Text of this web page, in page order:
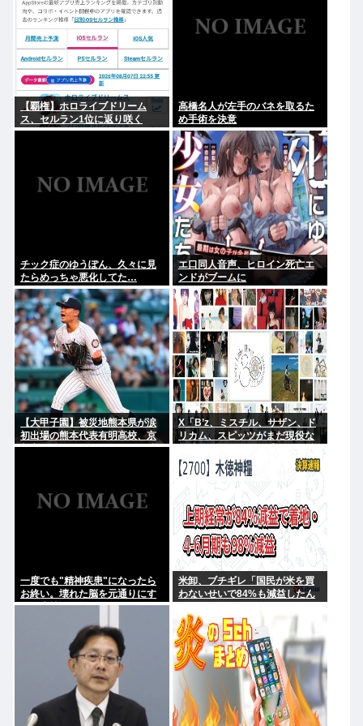
【覇権】ホロライブドリーム
ス、セルラン1位に返り咲く
WIWIWIWIWIWIWIWIWIWIWIWI
高橋名人が左手のバネを取るた
め手術を決意
チック症のゆうぽん、久々に見
たらめっちゃ悪化してた…
エ口同人音声、ヒロイン死亡エ
ンドがブームに
【大甲子園】被災地熊本県が涙
初出場の熊本代表有明高校、京
都立命館に9回裏2アウトから逆
X「B’z、ミスチル、サザン、ド
リカム、スピッツがまだ現役な
にやれてるだろうか？」
一度でも"精神疾患"になったら
お終い。壊れた脳を元通りにす
る医療技術は無い。
米卸、ブチギレ「国民が米を買
わないせいで84%も減益したん